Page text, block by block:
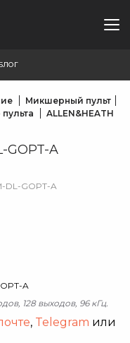
Микшерный пульт
ALLEN&HEATH
GOPT-A
A
128 выходов, 96 кГц.
, Telegram или